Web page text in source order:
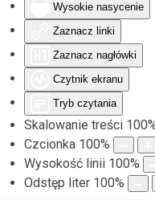
Wysokie nasycenie
Zaznacz linki
Zaznacz nagłówki
Czytnik ekranu
Tryb czytania
Skalowanie treści 100
Czcionka 100%
Wysokość linii 100%
Odstęp liter 100%